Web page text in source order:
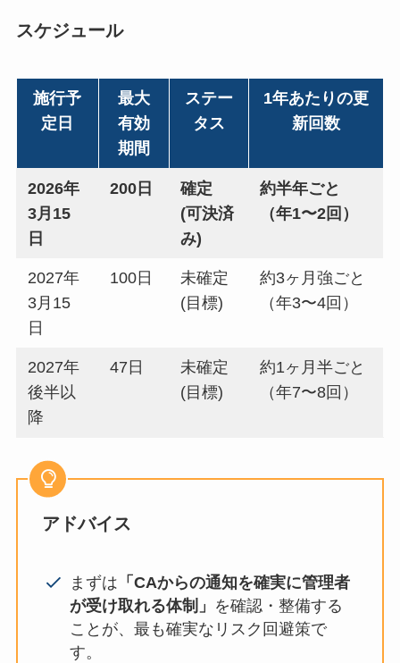
スケジュール
施行予
定日
最大
有効
期間
ステー
タス
1年あたりの更
新回数
2026年
3月15
日
200日
確定
(可決済
み)
約半年ごと
（年1〜2回）
2027年
3月15
日
100日
未確定
(目標)
約3ヶ月強ごと
（年3〜4回）
2027年
後半以
降
47日
未確定
(目標)
約1ヶ月半ごと
（年7〜8回）
アドバイス
まずは 「CAからの通知を確実に管理者
が受け取れる体制」 を確認・整備する
ことが、最も確実なリスク回避策で
す。